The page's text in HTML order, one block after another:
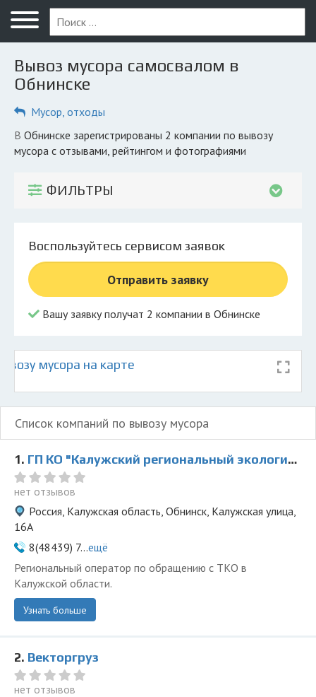
Меню
Главная
Вопрос юристу
Компании
Экоблог
© 2026 Все права защищены
Вывоз мусора самосвалом в
Обнинске
Мусор, отходы
в Обнинске зарегистрированы 2 компании по вывозу
мусора с отзывами, рейтингом и фотографиями
ФИЛЬТРЫ
Воспользуйтесь сервисом заявок
Отправить заявку
Вашу заявку получат 2 компании в Обнинске
мусора на карте
Список компаний по вывозу мусора
1. ГП КО "Калужский региональный экологический оператор"
нет отзывов
Россия, Калужская область, Обнинск, Калужская улица,
16А
8(48439) 7...ещё
Региональный оператор по обращению с ТКО в
Калужской области.
Узнать больше
2. Векторгруз
нет отзывов